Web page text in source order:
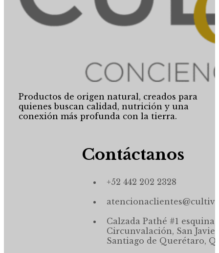
Productos de origen natural, creados para
quienes buscan calidad, nutrición y una
conexión más profunda con la tierra.
Contáctanos
+52 442 202 2328
Calzada Pathé #1 esquina,
Circunvalación, San
Santiago de Querétaro,